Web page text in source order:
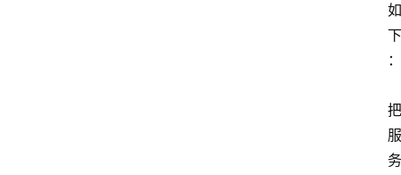
如
下
：
把
服
务